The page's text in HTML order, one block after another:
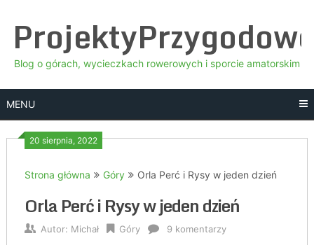
content
Blog o górach, wycieczkach rowerowych i sporcie amatorskim
MENU
20 sierpnia, 2022
Strona główna Góry Orla Perć i Rysy w jeden dzień
Orla Perć i Rysy w jeden dzień
Autor: Michał Góry 9 komentarzy